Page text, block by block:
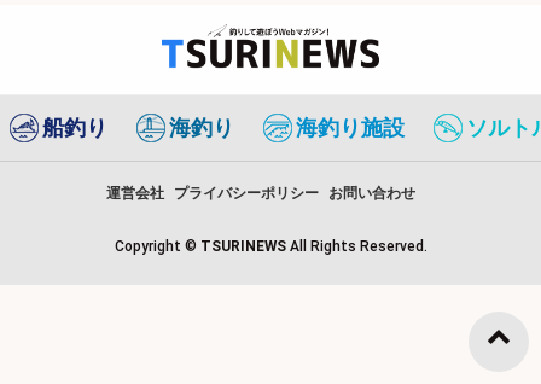
船釣り 海釣り 海釣り施設 ソルト
運営会社 プライバシーポリシー お問い合わせ
Copyright © TSURINEWS All Rights Reserved.